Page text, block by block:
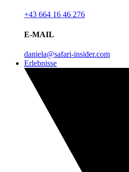
+43 664 16 46 276
E-MAIL
daniela@safari-insider.com
Erlebnisse